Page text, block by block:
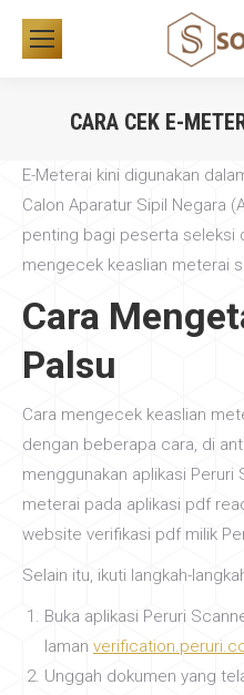
CARA CEK E-
E-Meterai kini digunakan
Calon Aparatur Sipil Negara
penting bagi peserta seleksi
mengecek keaslian meterai
Cara
Palsu
Cara mengecek keaslian
dengan beberapa cara, di
menggunakan aplikasi Peruri
meterai pada aplikasi pdf
website verifikasi pdf milik
Selain itu, ikuti langkah-
Buka aplikasi Peruri
laman
Unggah dokumen yang